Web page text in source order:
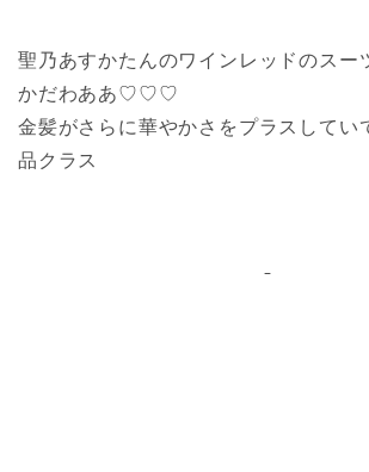
聖乃あすかたんのワインレッドのスー
かだわああ♡♡♡
金髪がさらに華やかさをプラスしてい
品クラス